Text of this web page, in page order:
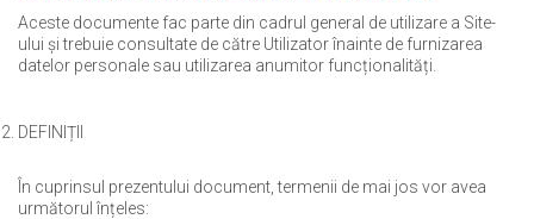
Aceste documente fac parte din cadrul general de utilizare a Site-
ului și trebuie consultate de către Utilizator înainte de furnizarea
datelor personale sau utilizarea anumitor funcționalități.
DEFINIȚII
În cuprinsul prezentului document, termenii de mai jos vor avea
următorul înțeles: